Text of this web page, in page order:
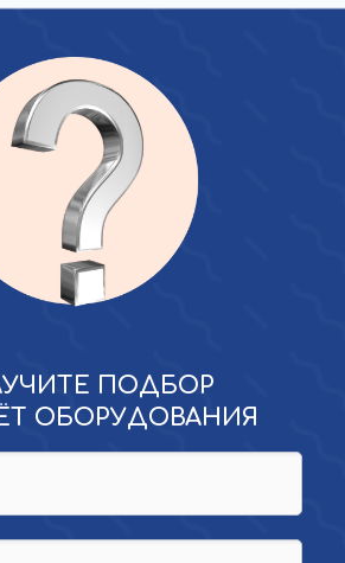
ПОДБОР
ОБОРУДОВАНИЯ